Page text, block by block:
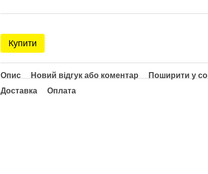
Купити
Опис Новий відгук або коментар
Поширити у
Доставка
Оплата